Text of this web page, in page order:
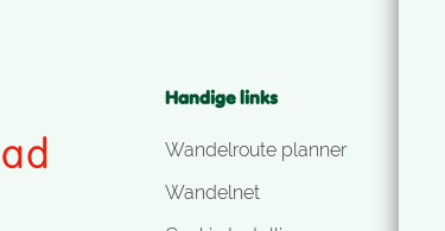
Handige links
Wandelroute planner
Wandelnet